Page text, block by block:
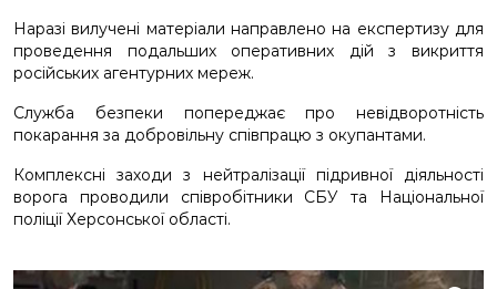
Наразі вилучені матеріали направлено на експертизу для
проведення подальших оперативних дій з викриття
російських агентурних мереж.
Служба безпеки попереджає про невідворотність
покарання за добровільну співпрацю з окупантами.
Комплексні заходи з нейтралізації підривної діяльності
ворога проводили співробітники СБУ та Національної
поліції Херсонської області.